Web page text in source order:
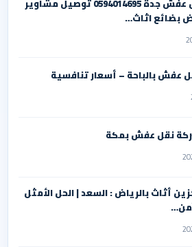
دباب نقل عفش جدة 0594014695 توصيل مشاوير
بضائع اثاث…
عفش بالباحة – أسعار تنافسية
نقل عفش بمكة
أثاث بالرياض : السعد | الحل الأمثل